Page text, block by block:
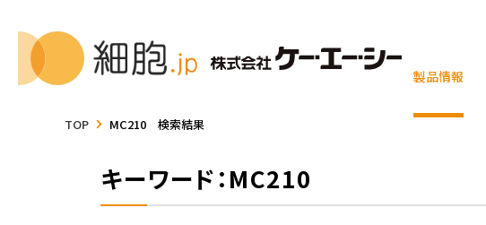
製品情報
TOP MC210 検索結果
キーワード：MC210